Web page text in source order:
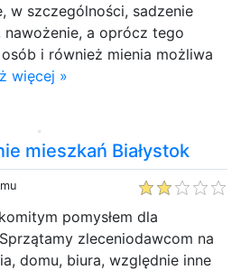
w szczególności, sadzenie
a oprócz tego
i również mienia możliwa
więcej »
mieszkań Białystok
pomysłem dla
zleceniodawcom na
domu, biura, względnie inne